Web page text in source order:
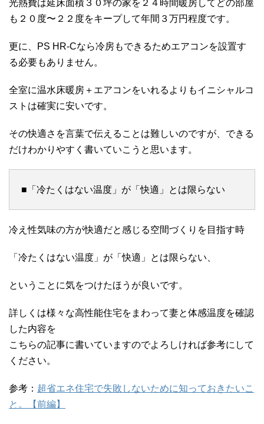
光熱費は延床面積３０坪の家を２４時間暖房してどの部屋
も２０度〜２２度をキープして年間３万円程度です。
更に、PS HR-Cなら冷房もできるためエアコンを設置す
る必要もありません。
全室に温水床暖房＋エアコンをいれるよりもイニシャルコ
ストは確実に安いです。
その快適さを言葉で伝えることは難しいのですが、できる
だけわかりやすく書いていこうと思います。
■「冷たくはない温度」が「快適」とは限らない
冷え性気味の方が快適だと感じる空間づくりを目指す時
「冷たくはない温度」が「快適」とは限らない、
ということに気をつけたほうが良いです。
詳しくは様々な高性能住宅をまわって妻と体感温度を確認
した内容を
こちらの記事に書いていますのでよろしければ参考にして
ください。
参考： 超省エネ住宅で失敗しないために知っておきたいこ
と。【前編】